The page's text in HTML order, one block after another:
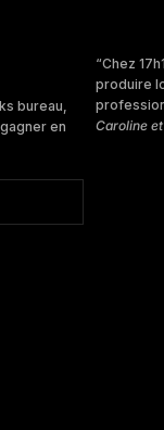
bureau,
en
“Chez
produire
Caroline